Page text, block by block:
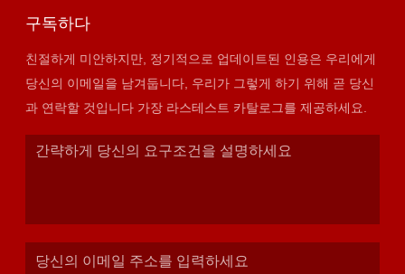
구독하다
친절하게 미안하지만, 정기적으로 업데이트된 인용은 우리에게
당신의 이메일을 남겨둡니다, 우리가 그렇게 하기 위해 곧 당신
과 연락할 것입니다 가장 라스테스트 카탈로그를 제공하세요.